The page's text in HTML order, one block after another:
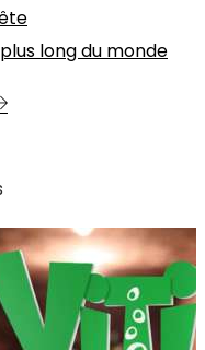
long du monde